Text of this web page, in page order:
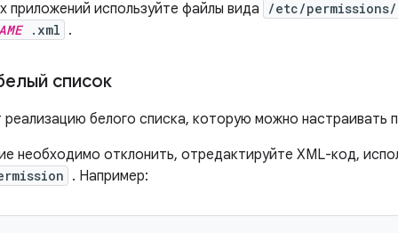
приложений используйте файлы вида
/etc/
.xml .
список
реализацию белого списка, которую можно настраивать
необходимо отклонить, отредактируйте XML-код,
. Например: